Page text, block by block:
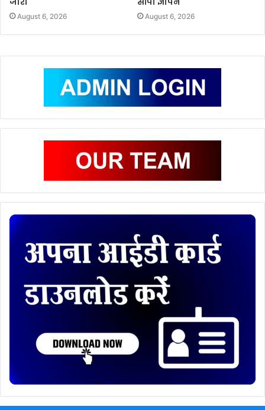
August 6, 2026 August 6, 2026